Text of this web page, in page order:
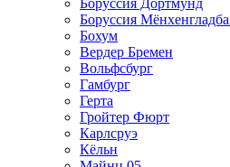
Боруссия Дортмунд
Боруссия
Бохум
Вердер Бремен
Вольфсбург
Гамбург
Герта
Гройтер Фюрт
Карлсруэ
Кёльн